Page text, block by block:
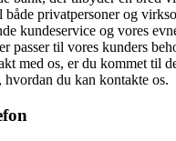
både privatpersoner og
kundeservice og vores
passer til vores kunders
med os, er du kommet til
du kan kontakte os.